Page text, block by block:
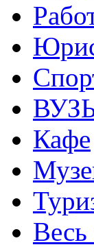
Кафе
Весь